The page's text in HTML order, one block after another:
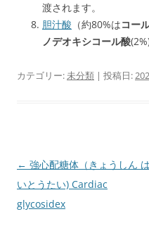
渡されます。
胆汁酸 （約80%はコー
ノデオキシコール酸(2%)
カテゴリー:未分類 | 投稿日:
投
稿
ナ
← 強心配糖体（きょうしん は
いとうたい) Cardiac
glycosidex